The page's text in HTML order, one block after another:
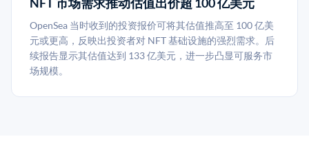
OpenSea 当时收到的投资报价可将其估值推高至 100 亿美
元或更高，反映出投资者对 NFT 基础设施的强烈需求。后
续报告显示其估值达到 133 亿美元，进一步凸显可服务市
场规模。